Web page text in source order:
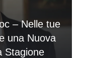
– Nelle tue
una Nuova
Stagione